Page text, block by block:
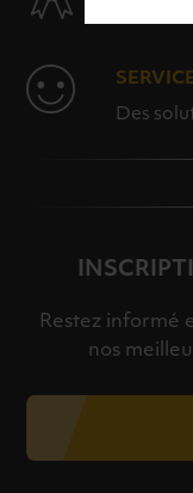
Des
Restez informé
nos